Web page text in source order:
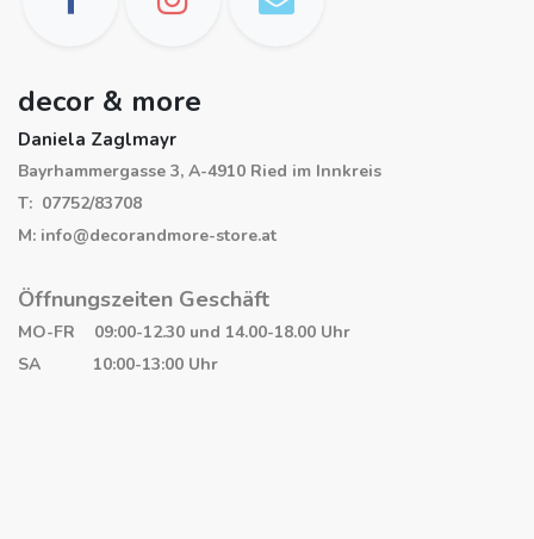
decor & more
Daniela Zaglmayr
Bayrhammergasse 3, A-4910 Ried im Innkreis
T: 07752/83708
M: info@decorandmore-store.at
Öffnungszeiten Geschäft
MO-FR 09:00-12.30 und 14.00-18.00 Uhr
SA 10:00-13:00 Uhr